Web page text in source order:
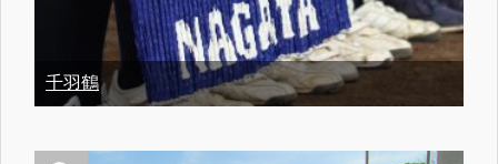
千羽鶴